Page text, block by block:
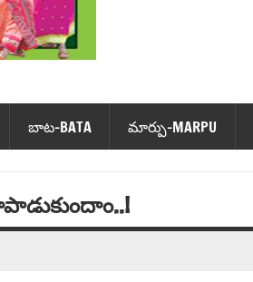
బాట‌-BATA మార్పు-MARPU